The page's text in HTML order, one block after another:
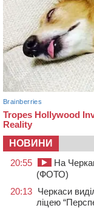
НОВИНИ
20:55
На
(ФОТО)
20:13 Черкаси
ліцею